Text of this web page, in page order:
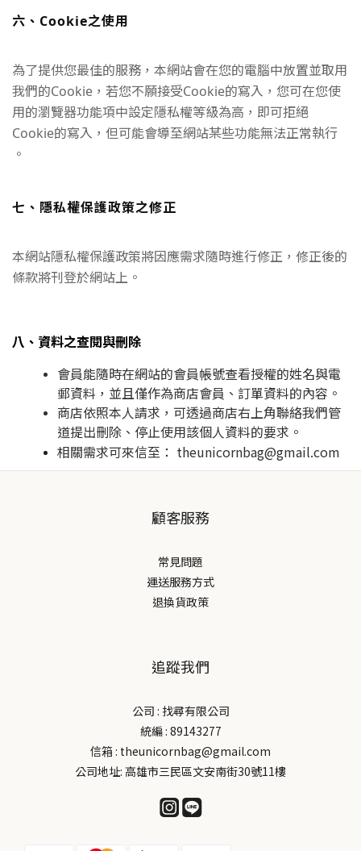
六、Cookie之使用
為了提供您最佳的服務，本網站會在您的電腦中放置並取用
我們的Cookie，若您不願接受Cookie的寫入，您可在您使
用的瀏覽器功能項中設定隱私權等級為高，即可拒絕
Cookie的寫入，但可能會導至網站某些功能無法正常執行
。
七、隱私權保護政策之修正
本網站隱私權保護政策將因應需求隨時進行修正，修正後的
條款將刊登於網站上。
八、資料之查閱與刪除
會員能隨時在網站的會員帳號查看授權的姓名與電
郵資料，並且僅作為商店會員、訂單資料的內容。
商店依照本人請求，可透過商店右上角聯絡我們管
道提出刪除、停止使用該個人資料的要求。
相關需求可來信至： theunicornbag@gmail.com
顧客服務
常見問題
運送服務方式
退換貨政策
追蹤我們
公司 : 找尋有限公司
統編 : 89143277
信箱 : theunicornbag@gmail.com
公司地址: 高雄市三民區文安南街30號11樓